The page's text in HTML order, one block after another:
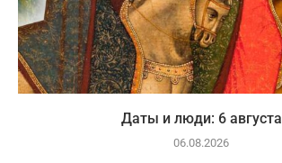
Даты и люди: 6 августа
06.08.2026